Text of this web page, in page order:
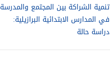
تنمية الشراكة بين المجتمع والمدرسة
في المدارس الابتدائية البرازيلية:
دراسة حالة